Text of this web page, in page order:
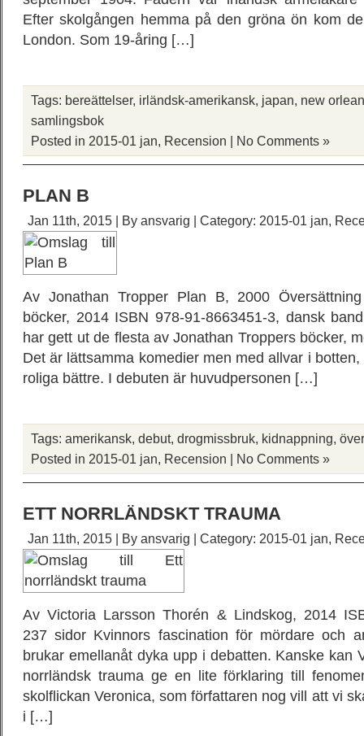
Efter skolgången hemma på den gröna ön kom
London. Som 19-åring […]
Tags: bereättelser, irländsk-amerikansk, japan, new
samlingsbok
Posted in 2015-01 jan, Recension | No Comments »
PLAN B
Jan 11th, 2015 | By ansvarig | Category: 2015-01 jan,
Av Jonathan Tropper Plan B, 2000
böcker, 2014 ISBN 978-91-8663451-3, dansk
har gett ut de flesta av Jonathan Troppers böcker,
Det är lättsamma komedier men med allvar i
roliga bättre. I debuten är huvudpersonen […]
Tags: amerikansk, debut, drogmissbruk, kidnappning,
Posted in 2015-01 jan, Recension | No Comments »
ETT NORRLÄNDSKT TRAUMA
Jan 11th, 2015 | By ansvarig | Category: 2015-01 jan,
Av Victoria Larsson Thorén & Lindskog, 2014
237 sidor Kvinnors fascination för mördare och
brukar emellanåt dyka upp i debatten. Kanske kan
norrländsk trauma ge en lite förklaring till
skolflickan Veronica, som författaren nog vill att vi
i […]